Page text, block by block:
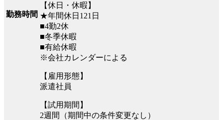
勤務時間
【休日・休暇】
★年間休日121日
■4勤2休
■冬季休暇
■有給休暇
※会社カレンダーによる
【雇用形態】
派遣社員
【試用期間】
2週間（期間中の条件変更なし）